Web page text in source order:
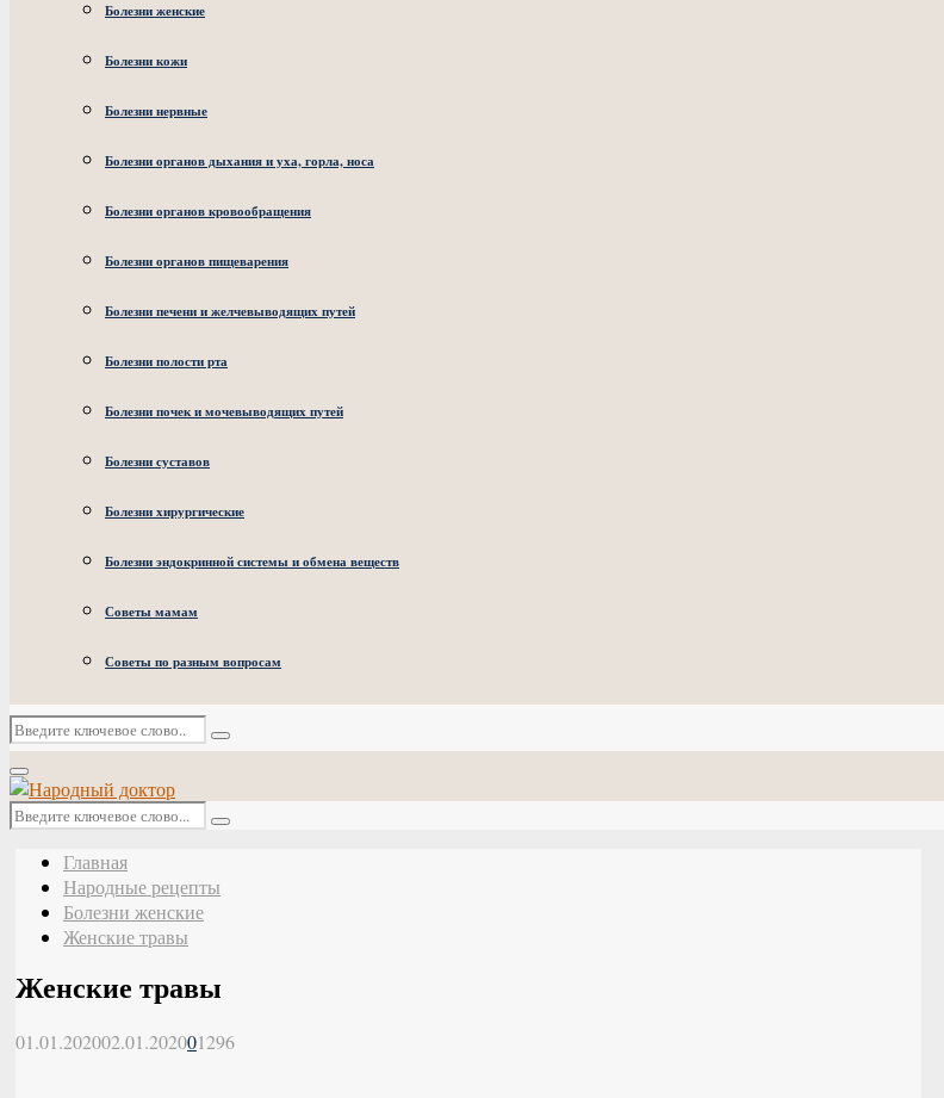
Болезни женские
Болезни кожи
Болезни нервные
Болезни органов дыхания и уха, горла, носа
Болезни органов кровообращения
Болезни органов пищеварения
Болезни печени и желчевыводящих путей
Болезни полости рта
Болезни почек и мочевыводящих путей
Болезни суставов
Болезни хирургические
Болезни эндокринной системы и обмена веществ
Советы мамам
Советы по разным вопросам
Искать:
Поиск
Основное
меню
Искать:
Поиск
Главная
Народные рецепты
Болезни женские
Женские травы
Женские травы
01.01.202002.01.202001296